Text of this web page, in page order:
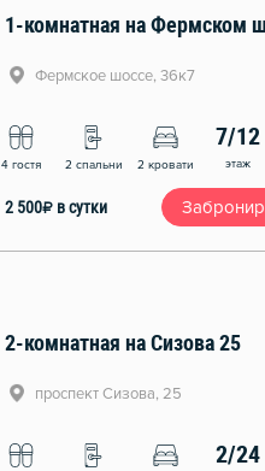
1-комнатная на Фермском
Фермское шоссе, 36к7
4 гостя 2 спальни 2 кровати
7/12
этаж
2 500₽ в сутки
2-комнатная на Сизова 25
проспект Сизова, 25
2/24